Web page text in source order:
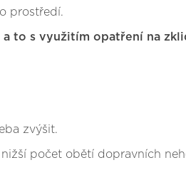
prostředí.
to s využitím opatření na
zvýšit.
počet obětí dopravních